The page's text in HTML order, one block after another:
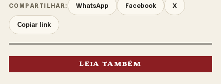
COMPARTILHAR: WhatsApp Facebook X
Copiar link
LEIA TAMBÉM